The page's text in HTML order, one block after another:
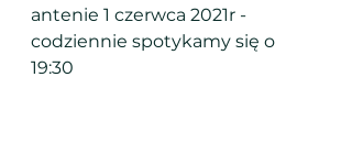
antenie 1 czerwca 2021r -
codziennie spotykamy się o
19:30